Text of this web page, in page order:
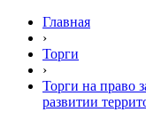
Главная
›
Торги
›
Торги на право
развитии